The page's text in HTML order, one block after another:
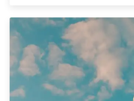
sėkmingas augimas buvo
Britanijos laikraščio „The